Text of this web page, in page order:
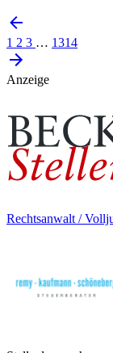
1 2 3 … 1314
Anzeige
Rechtsanwalt /